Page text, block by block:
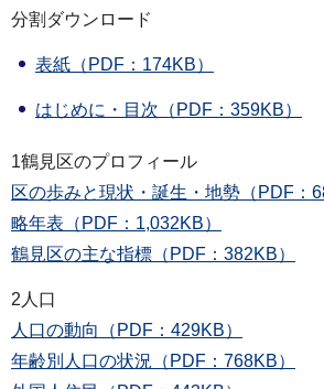
分割ダウンロード
表紙（PDF：174KB）
はじめに・目次（PDF：359KB）
1鶴見区のプロフィール
区の歩みと現状・誕生・地勢（PDF：
略年表（PDF：1,032KB）
鶴見区の主な指標（PDF：382KB）
2人口
人口の動向（PDF：429KB）
年齢別人口の状況（PDF：768KB）